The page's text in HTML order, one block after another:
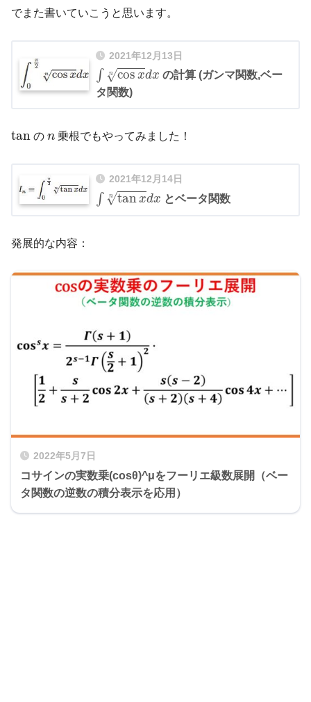
でまた書いていこうと思います。
2021年12月13日
∫ n
√cos xdx
cosxndx
の計算 (ガンマ関数,ベー
タ関数)
tan
tan の n
n 乗根でもやってみました！
2021年12月14日
∫ n
√tanxdx
tanxndx
とベータ関数
発展的な内容：
2022年5月7日
コサインの実数乗(cosθ)^μをフーリエ級数展開（ベー
タ関数の逆数の積分表示を応用）